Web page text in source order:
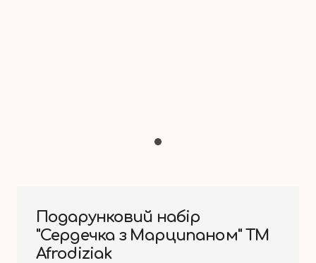
Подарунковий набір
"Сердечка з Марципаном" ТМ
Afrodiziak